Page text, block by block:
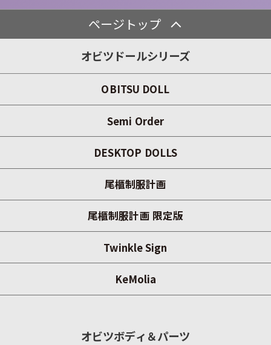
ページトップ
オビツドールシリーズ
OBITSU DOLL
Semi Order
DESKTOP DOLLS
尾櫃制服計画
尾櫃制服計画 限定版
Twinkle Sign
KeMolia
オビツボディ＆パーツ